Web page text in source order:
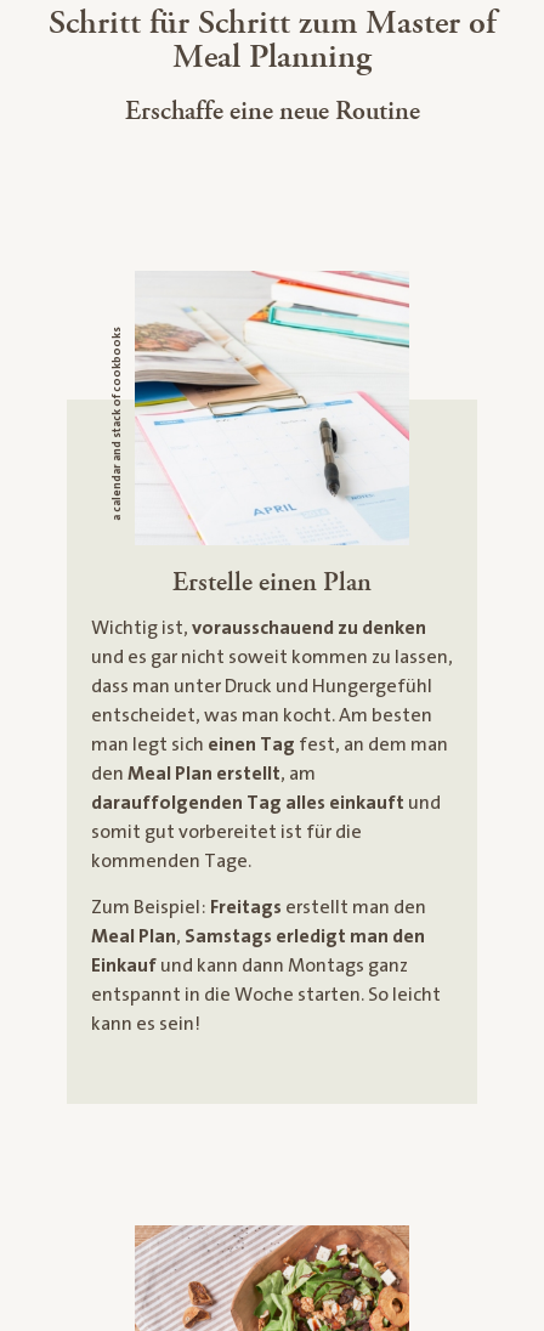
Schritt für Schritt zum Master of
Meal Planning
Erschaffe eine neue Routine
a calendar and stack of cookbooks
Erstelle einen Plan
Wichtig ist, vorausschauend zu denken
und es gar nicht soweit kommen zu lassen,
dass man unter Druck und Hungergefühl
entscheidet, was man kocht. Am besten
man legt sich einen Tag fest, an dem man
den Meal Plan erstellt, am
darauffolgenden Tag alles einkauft und
somit gut vorbereitet ist für die
kommenden Tage.
Zum Beispiel: Freitags erstellt man den
Meal Plan, Samstags erledigt man den
Einkaufund kann dann Montags ganz
entspannt in die Woche starten. So leicht
kann es sein!